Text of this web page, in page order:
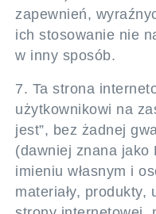
zapewnień,
ich stosowanie nie
w inny sposób.
7. Ta strona
użytkownikowi na
jest”, bez żadnej
(dawniej znana jako
imieniu własnym i
materiały, produkty,